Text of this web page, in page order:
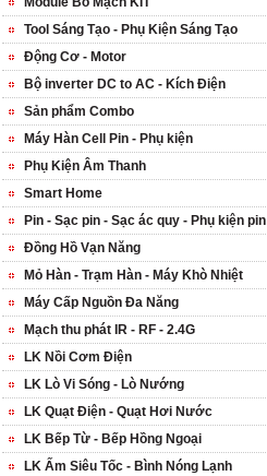
Tool Sáng Tạo - Phụ Kiện Sáng Tạo
Động Cơ - Motor
Bộ inverter DC to AC - Kích Điện
Sản phẩm Combo
Máy Hàn Cell Pin - Phụ kiện
Phụ Kiện Âm Thanh
Smart Home
Pin - Sạc pin - Sạc ác quy - Phụ kiện pin
Đồng Hồ Vạn Năng
Mỏ Hàn - Trạm Hàn - Máy Khò Nhiệt
Máy Cấp Nguồn Đa Năng
Mạch thu phát IR - RF - 2.4G
LK Nồi Cơm Điện
LK Lò Vi Sóng - Lò Nướng
LK Quạt Điện - Quạt Hơi Nước
LK Bếp Từ - Bếp Hồng Ngoại
LK Ấm Siêu Tốc - Bình Nóng Lạnh